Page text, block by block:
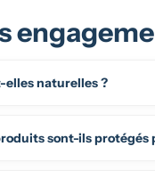
elles naturelles ?
sont-ils protégés